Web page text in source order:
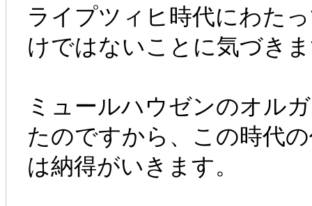
ライプツィヒ時代にわた
けではないことに気づき
ミュールハウゼンのオル
たのですから、この時代
は納得がいきます。